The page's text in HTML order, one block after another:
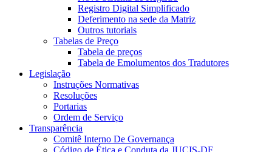
Registro Digital Simplificado
Deferimento na sede da Matriz
Outros tutoriais
Tabelas de Preço
Tabela de preços
Tabela de Emolumentos dos Tradutores
Legislação
Instruções Normativas
Resoluções
Portarias
Ordem de Serviço
Transparência
Comitê Interno De Governança
Código de Ética e Conduta da JUCIS-DF